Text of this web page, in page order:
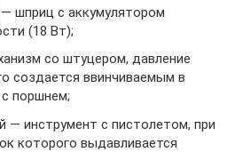
шприц с аккумулятором
(18 Вт);
со штуцером, давление
создается ввинчиваемым в
поршнем;
— инструмент с пистолетом, при
которого выдавливается